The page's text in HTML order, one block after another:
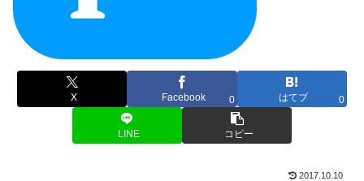
X Facebook 0 はてブ 0
LINE コピー
2017.10.10